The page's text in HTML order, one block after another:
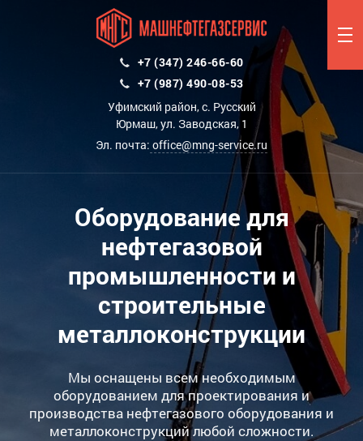
+7 (347) 246-66-60
+7 (987) 490-08-53
Уфимский район, с. Русский
Юрмаш, ул. Заводская, 1
Эл. почта: office@mng-service.ru
Оборудование для
нефтегазовой
промышленности и
строительные
металлоконструкции
Мы оснащены всем необходимым
оборудованием для проектирования и
производства нефтегазового оборудования и
металлоконструкций любой сложности.